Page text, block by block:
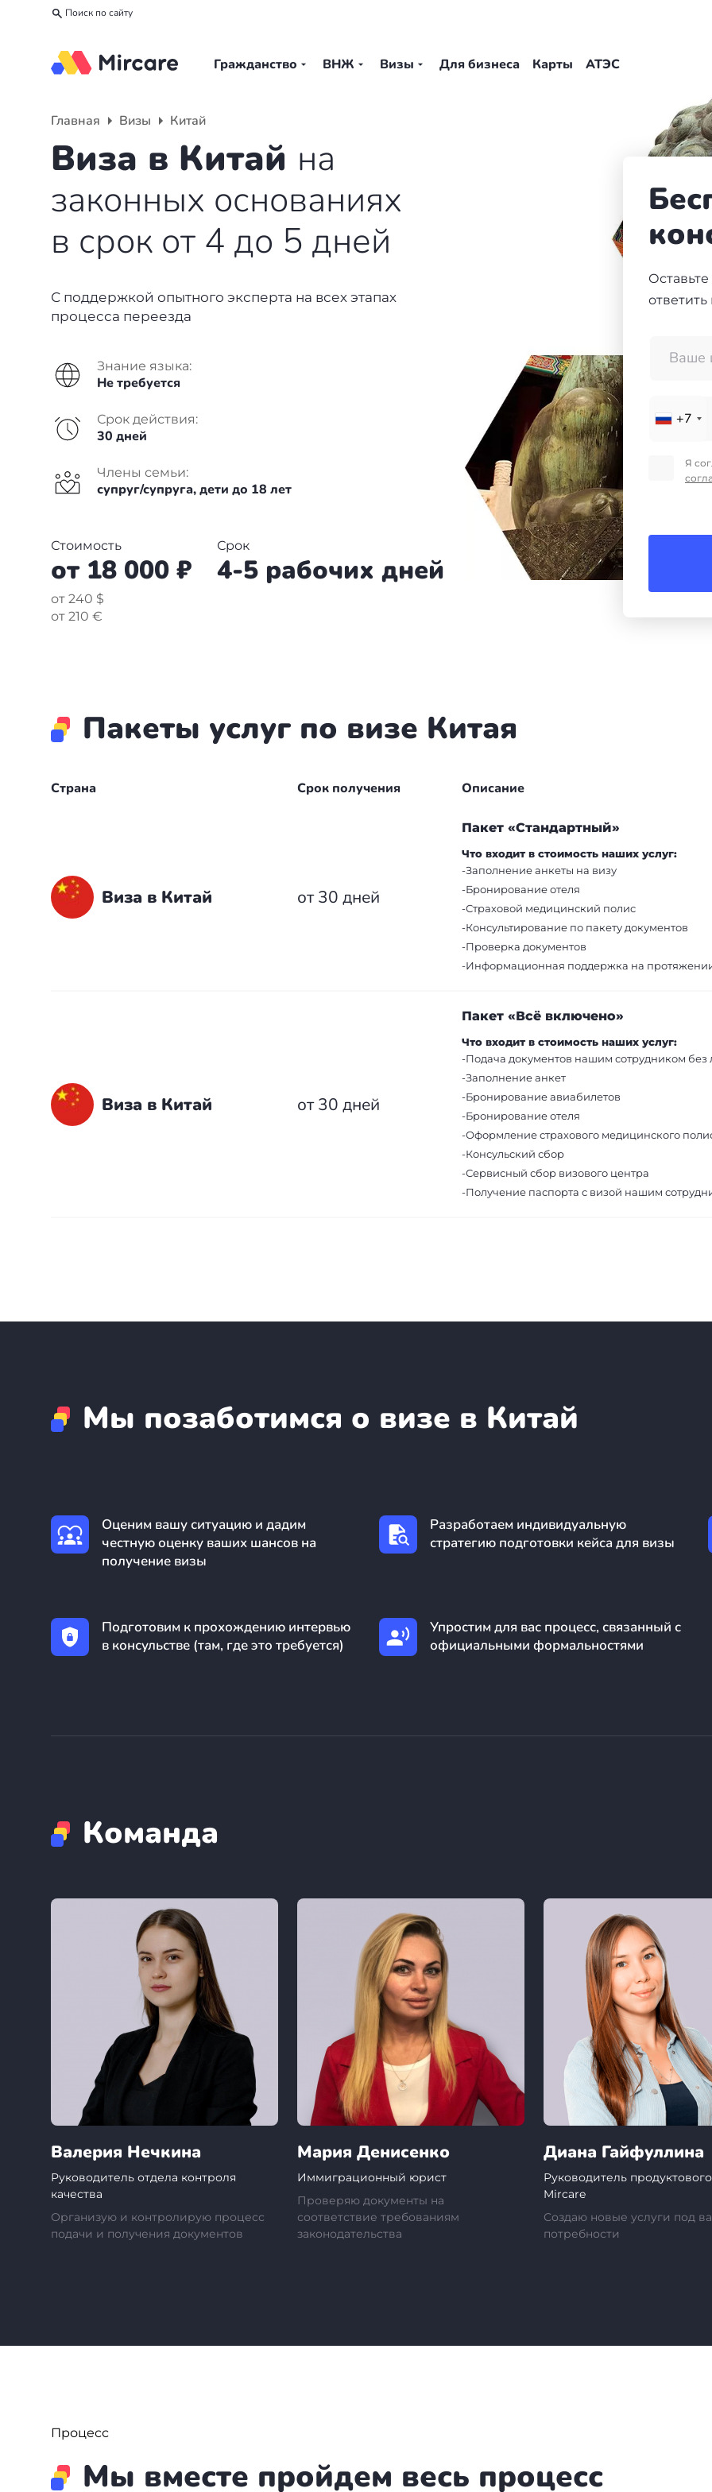
Поиск по сайту
Гражданство ВНЖ Визы Для бизнеса Карты АТЭС
Главная Визы Китай
Виза в Китай на
законных основаниях
в срок от 4 до 5 дней
С поддержкой опытного эксперта на всех этапах
процесса переезда
Знание языка:
Не требуется
Срок действия:
30 дней
Члены семьи:
супруг/супруга, дети до 18 лет
Стоимость
от 18 000 ₽
от 240 $
от 210 €
Срок
4-5 рабочих дней
+7
Я
Пакеты услуг по визе Китая
Страна Срок получения Описание
Виза в Китай от 30 дней
Пакет «Стандартный»
Что входит в стоимость наших услуг:
-Заполнение анкеты на визу
-Бронирование отеля
-Страховой медицинский полис
-Консультирование по пакету документов
-Проверка документов
-Информационная поддержка на
Виза в Китай от 30 дней
Пакет «Всё включено»
Что входит в стоимость наших услуг:
-Подача документов нашим сотрудником без
-Заполнение анкет
-Бронирование авиабилетов
-Бронирование отеля
-Оформление страхового медицинского
-Консульский сбор
-Сервисный сбор визового центра
-Получение паспорта с визой нашим
Мы позаботимся о визе в Китай
Оценим вашу ситуацию и дадим
честную оценку ваших шансов на
получение визы
Разработаем индивидуальную
стратегию подготовки кейса для визы
Подготовим к прохождению интервью
в консульстве (там, где это требуется)
Упростим для вас процесс, связанный с
официальными формальностями
Команда
Валерия Нечкина
Руководитель отдела контроля
качества
Организую и контролирую процесс
подачи и получения документов
Мария Денисенко
Иммиграционный юрист
Проверяю документы на
соответствие требованиям
законодательства
Диана Гайфуллина
Руководитель
Mircare
Создаю новые услуги под
потребности
Процесс
Мы вместе пройдем весь процесс
Европа
Мальта
Испания
Румыния
Болгария
Германия
Америка
Другие страны
Израиль
+7(499)938-68-05
Европа
Италия
Великобритания
Словения
Франция
Сербия
Венгрия
Люксембург
Черногория
Дания
Словакия
Канада
Бали
Таиланд
Подбор программы
Партнерская программа
Вакансии
Вебинары
Пишем в СМИ
+7(499)938-68-05